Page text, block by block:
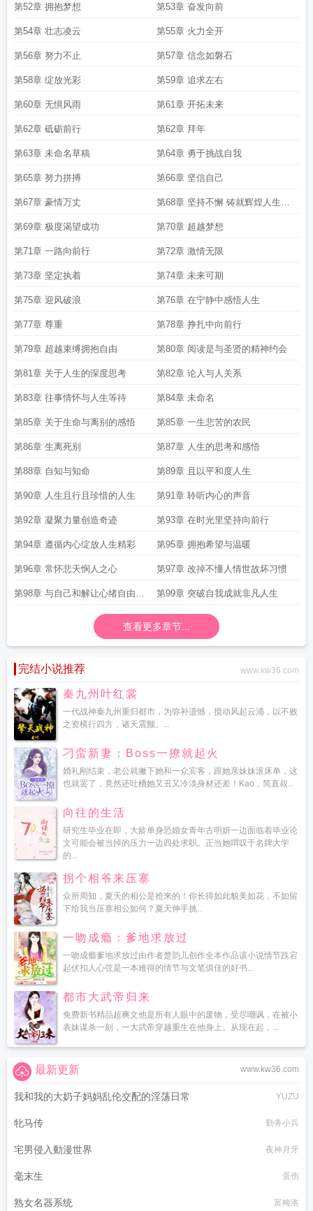
第52章 拥抱梦想 第53章 奋发向前
第54章 壮志凌云 第55章 火力全开
第56章 努力不止 第57章 信念如磐石
第58章 绽放光彩 第59章 追求左右
第60章 无惧风雨 第61章 开拓未来
第62章 砥砺前行 第62章 拜年
第63章 未命名草稿 第64章 勇于挑战自我
第65章 努力拼搏 第66章 坚信自己
第67章 豪情万丈 第68章 坚持不懈 铸就辉煌人生的
基石
第69章 极度渴望成功 第70章 超越梦想
第71章 一路向前行 第72章 激情无限
第73章 坚定执着 第74章 未来可期
第75章 迎风破浪 第76章 在宁静中感悟人生
第77章 尊重 第78章 挣扎中向前行
第79章 超越束缚拥抱自由 第80章 阅读是与圣贤的精神约会
第81章 关于人生的深度思考 第82章 论人与人关系
第83章 往事情怀与人生等待 第84章 未命名
第85章 关于生命与离别的感悟 第85章 一生悲苦的农民
第86章 生离死别 第87章 人生的思考和感悟
第88章 自知与知命 第89章 且以平和度人生
第90章 人生且行且珍惜的人生 第91章 聆听内心的声音
第92章 凝聚力量创造奇迹 第93章 在时光里坚持向前行
第94章 遵循内心绽放人生精彩 第95章 拥抱希望与温暖
第96章 常怀悲天悯人之心 第97章 改掉不懂人情世故坏习惯
第98章 与自己和解让心绪自由飞 第99章 突破自我成就非凡人生
查看更多章节...
完结小说推荐 www.kw36.com
秦九州叶红裳
一代战神秦九州重归都市，为弥补遗憾，搅动风起云涌，以不败
之资横行四方，诸天震颤。...
刁蛮新妻：Boss一撩就起火
婚礼刚结束，老公就撇下她和一众宾客，跟她亲妹妹滚床单，这
也就罢了，竟然还吐槽她又丑又冷淡身材还差！Kao，简直叔...
向往的生活
研究生毕业在即，大龄单身恐婚女青年古明妍一边面临着毕业论
文可能会被当掉的压力一边四处求职。正当她喟叹于名牌大学
的...
拐个相爷来压寨
众所周知，夏天的相公是抢来的！你长得如此貌美如花，不如留
下给我当压寨相公如何？夏天伸手挑...
一吻成瘾：爹地求放过
一吻成瘾爹地求放过由作者楚韵儿创作全本作品该小说情节跌宕
起伏扣人心弦是一本难得的情节与文笔俱佳的好书...
都市大武帝归来
免费新书精品超爽文他是所有人眼中的废物，受尽嘲讽，在被小
表妹谋杀一刻，一大武帝穿越重生在他身上。从现在起，...
www.kw36.com
最新更新
我和我的大奶子妈妈乱伦交配的淫荡日常 YUZU
牝马传 勤务小兵
宅男侵入動漫世界 夜神月牙
毫末生 蛋伤
熟女名器系统 富梅洛